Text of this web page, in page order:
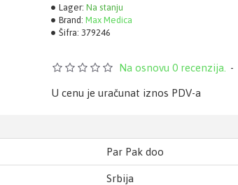
Lager: Na stanju
Brand: Max Medica
Šifra: 379246
Na osnovu 0 recenzija. -
U cenu je uračunat iznos PDV-a
Par Pak doo
Srbija